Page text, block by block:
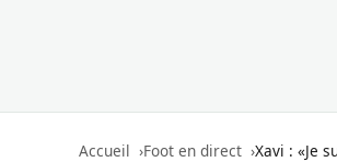
Accueil Foot en direct Xavi : «Je